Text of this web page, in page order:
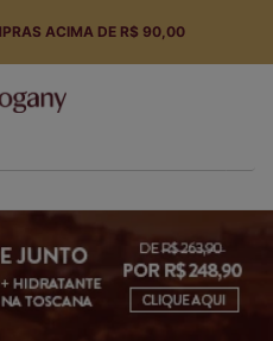
ACIMA DE R$ 90,00